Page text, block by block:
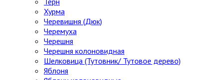
Хурма
Черевишня (Дюк)
Черемуха
Черешня
Черешня колоновидная
Шелковица (Тутовник/ Тутовое дерево)
Яблоня